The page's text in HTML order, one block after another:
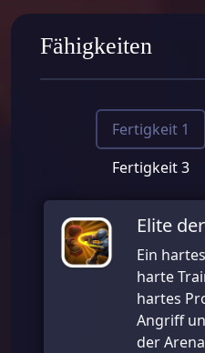
Fähigkeiten
Fertigkeit 1
Fertigkeit 3
Elite
Ein
harte
hartes
Angriff
der